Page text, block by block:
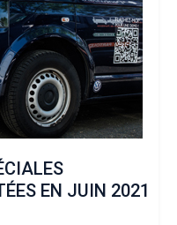
EN JUIN 2021